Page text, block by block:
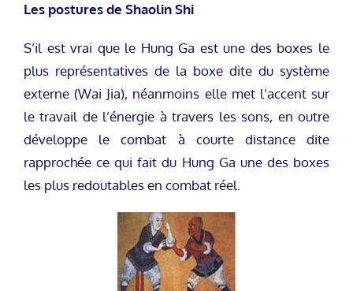
Les postures de Shaolin Shi
S’il est vrai que le Hung Ga est une des boxes le
plus représentatives de la boxe dite du système
externe (Wai Jia), néanmoins elle met l’accent sur
le travail de l’énergie à travers les sons, en outre
développe le combat à courte distance dite
rapprochée ce qui fait du Hung Ga une des boxes
les plus redoutables en combat réel.